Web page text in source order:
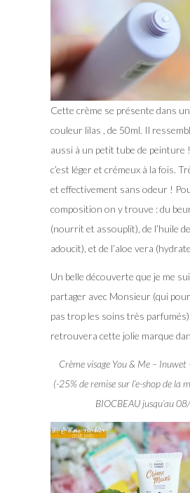
Cette crème se présente dans
couleur lilas , de 50ml. Il
aussi à un petit tube de peinture
c’est léger et crémeux à la fois.
et effectivement sans odeur !
composition on y trouve : du
(nourrit et assouplit), de l’huile
adoucit), et de l’aloe vera
Un belle découverte que je me
partager avec Monsieur (qui pour
pas trop les soins très parfumés).
retrouvera cette jolie marque
Crème visage You & Me –
(-25% de remise sur l’e-shop de la
BIOCBEAU jusqu’au